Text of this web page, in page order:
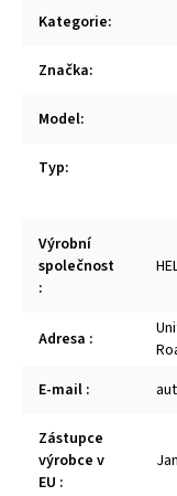
Kategorie:
Značka:
Model:
Typ:
Výrobní
společnost
:
Adresa :
E-mail :
Zástupce
výrobce v
EU :